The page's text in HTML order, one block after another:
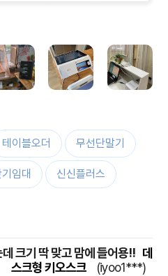
테이블오더 무선단말기
임대 신신플러스
크기 딱 맞고 맘에 들어용!! 데
스크형 키오스크
(iyoo1***)